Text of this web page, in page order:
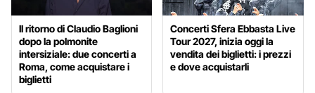
Il ritorno di Claudio Baglioni
dopo la polmonite
intersiziale: due concerti a
Roma, come acquistare i
biglietti
Concerti Sfera Ebbasta Live
Tour 2027, inizia oggi la
vendita dei biglietti: i prezzi
e dove acquistarli